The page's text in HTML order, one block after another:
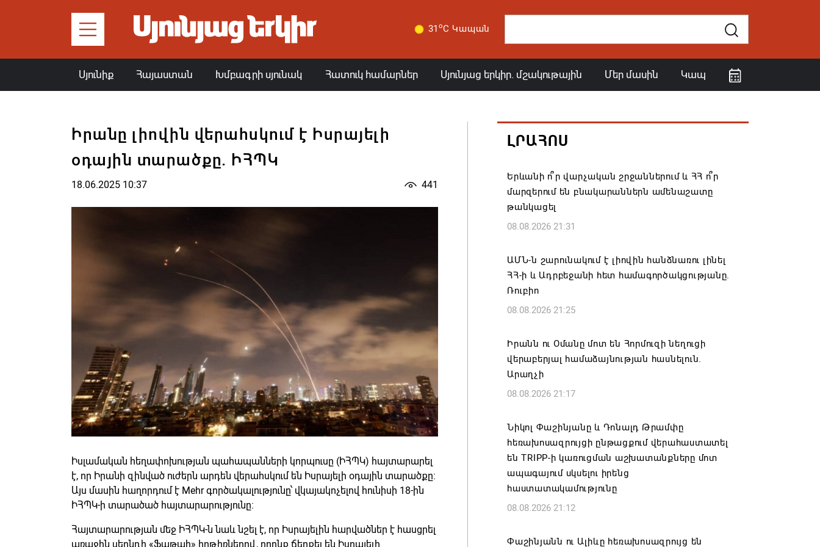
31 oC Կապան
Սյունիք Հայաստան Խմբագրի սյունակ Հատուկ համարներ Սյունյաց երկիր. մշակութային Մեր մասին Կապ
Իրանը լիովին վերահսկում է Իսրայելի
օդային տարածքը. ԻՀՊԿ
18.06.2025 10:37 441
Իսլամական հեղափոխության պահապանների կորպուսը (ԻՀՊԿ) հայտարարել
է, որ Իրանի զինված ուժերն արդեն վերահսկում են Իսրայելի օդային տարածքը։
Այս մասին հաղորդում է Mehr գործակալությունը՝ վկայակոչելով հունիսի 18-ին
ԻՀՊԿ-ի տարածած հայտարարությունը։
Հայտարարության մեջ ԻՀՊԿ-ն նաև նշել է, որ Իսրայելին հարվածներ է հասցրել
առաջին սերնդի «Ֆաթահ» հրթիռներով, որոնք ճեղքել են Իսրայելի
ԼՐԱՀՈՍ
Երևանի ո՞ր վարչական շրջաններում և ՀՀ ո՞ր
մարզերում են բնակարաններն ամենաշատը
թանկացել
08.08.2026 21:31
ԱՄՆ-ն շարունակում է լիովին հանձնառու լինել
ՀՀ-ի և Ադրբեջանի հետ համագործակցությանը.
Ռուբիո
08.08.2026 21:25
Իրանն ու Օմանը մոտ են Հորմուզի նեղուցի
վերաբերյալ համաձայնության հասնելուն.
Արաղչի
08.08.2026 21:17
Նիկոլ Փաշինյանը և Դոնալդ Թրամփը
հեռախոսազրույցի ընթացքում վերահաստատել
են TRIPP-ի կառուցման աշխատանքները մոտ
ապագայում սկսելու իրենց
հաստատակամությունը
08.08.2026 21:12
Փաշինյանն ու Ալիևը հեռախոսազրույց են